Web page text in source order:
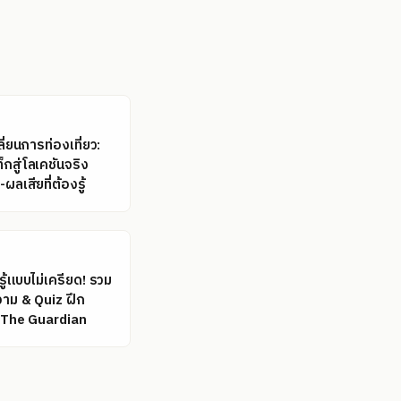
ยนการท่องเที่ยว:
สู่โลเคชันจริง
ลเสียที่ต้องรู้
แบบไม่เครียด! รวม
ม & Quiz ฝึก
Guardian